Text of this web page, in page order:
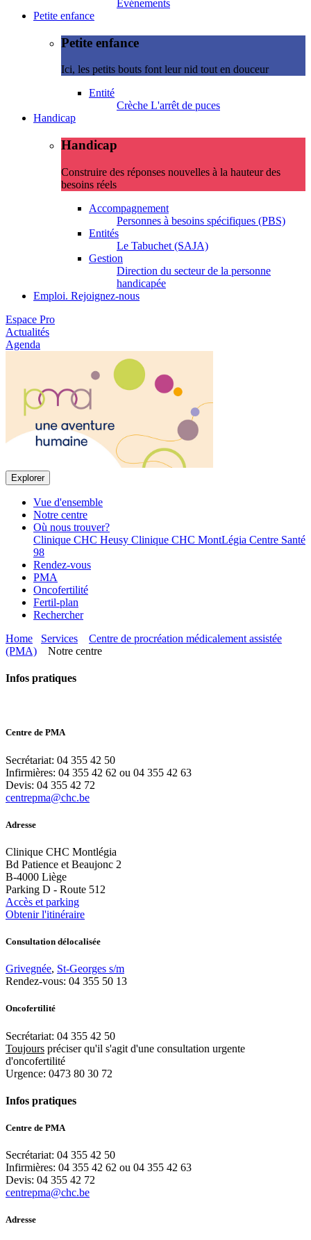
Evénements
Petite enfance
Petite enfance
Ici, les petits bouts font leur nid tout en douceur
Entité
Crèche L'arrêt de puces
Handicap
Handicap
Construire des réponses nouvelles à la hauteur des
besoins réels
Accompagnement
Personnes à besoins spécifiques (PBS)
Entités
Le Tabuchet (SAJA)
Gestion
Direction du secteur de la personne
handicapée
Emploi. Rejoignez-nous
Espace Pro
Actualités
Agenda
Explorer
Vue d'ensemble
Notre centre
Où nous trouver?
Clinique CHC Heusy Clinique CHC MontLégia Centre Santé
98
Rendez-vous
PMA
Oncofertilité
Fertil-plan
Rechercher
Home
Services
Centre de procréation médicalement assistée
(PMA)
Notre centre
Infos pratiques
Centre de PMA
Secrétariat: 04 355 42 50
Infirmières: 04 355 42 62 ou 04 355 42 63
Devis: 04 355 42 72
centrepma@chc.be
Adresse
Clinique CHC Montlégia
Bd Patience et Beaujonc 2
B-4000 Liège
Parking D - Route 512
Accès et parking
Obtenir l'itinéraire
Consultation délocalisée
Grivegnée, St-Georges s/m
Rendez-vous: 04 355 50 13
Oncofertilité
Secrétariat: 04 355 42 50
Toujours préciser qu'il s'agit d'une consultation urgente
d'oncofertilité
Urgence: 0473 80 30 72
Infos pratiques
Centre de PMA
Secrétariat: 04 355 42 50
Infirmières: 04 355 42 62 ou 04 355 42 63
Devis: 04 355 42 72
centrepma@chc.be
Adresse